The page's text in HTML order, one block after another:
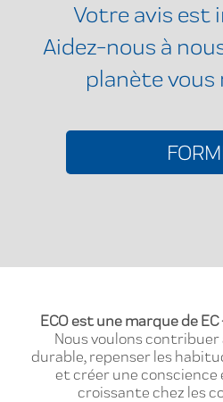
Votre avis est
Aidez-nous à
planète vous
ECO est une marque de
Nous voulons
durable, repenser les
et créer une
croissante chez les